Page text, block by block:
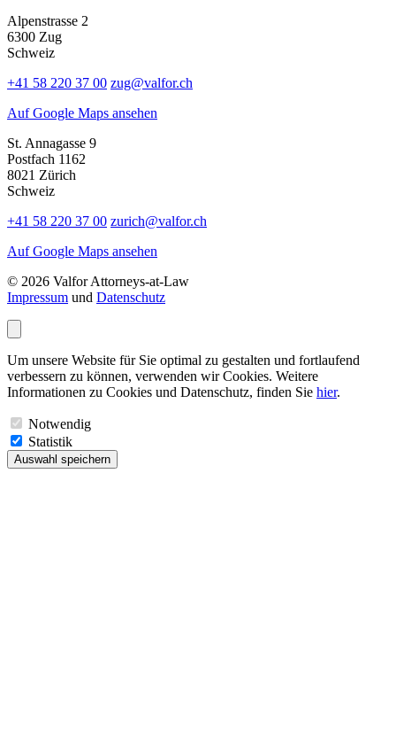
Alpenstrasse 2
6300 Zug
Schweiz
+41 58 220 37 00 zug@valfor.ch
Auf Google Maps ansehen
St. Annagasse 9
Postfach 1162
8021 Zürich
Schweiz
+41 58 220 37 00 zurich@valfor.ch
Auf Google Maps ansehen
© 2026 Valfor Attorneys‑at‑Law
Impressum und Datenschutz
Um unsere Website für Sie optimal zu gestalten und fortlaufend
verbessern zu können, verwenden wir Cookies. Weitere
Informationen zu Cookies und Datenschutz, finden Sie hier.
Notwendig
Statistik
Auswahl speichern